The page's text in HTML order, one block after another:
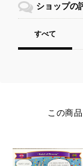
ショップの
すべて
この商